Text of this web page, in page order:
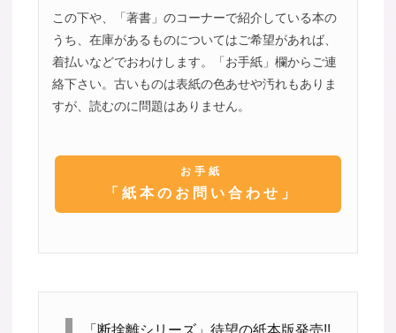
この下や、「著書」のコーナーで紹介している本の
うち、在庫があるものについてはご希望があれば、
着払いなどでおわけします。「お手紙」欄からご連
絡下さい。古いものは表紙の色あせや汚れもありま
すが、読むのに問題はありません。
お手紙
「紙本のお問い合わせ」
「断捨離シリーズ」待望の紙本版発売!!